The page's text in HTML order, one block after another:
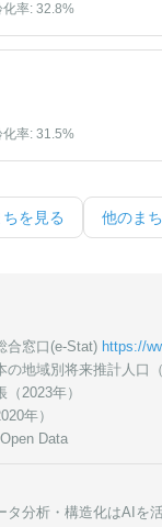
化率: 32.8%
化率: 31.5%
を見る 他のま
合窓口(e-Stat) https://
の地域別将来推計人口
2023年）
年）
Data
タ分析・構造化はAIを